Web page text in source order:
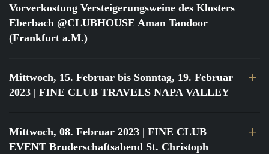
Vorverkostung Versteigerungsweine des Klosters
Eberbach @CLUBHOUSE Aman Tandoor
(Frankfurt a.M.)
Mittwoch, 15. Februar bis Sonntag, 19. Februar
2023 | FINE CLUB TRAVELS NAPA VALLEY
Mittwoch, 08. Februar 2023 | FINE CLUB
EVENT Bruderschaftsabend St. Christoph